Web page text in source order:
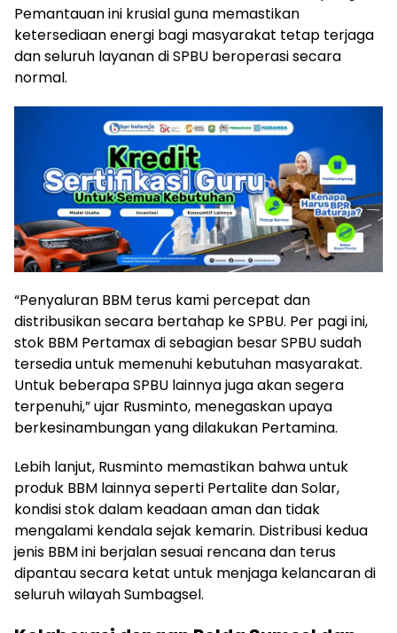
Pemantauan ini krusial guna memastikan
ketersediaan energi bagi masyarakat tetap terjaga
dan seluruh layanan di SPBU beroperasi secara
normal.
“Penyaluran BBM terus kami percepat dan
distribusikan secara bertahap ke SPBU. Per pagi ini,
stok BBM Pertamax di sebagian besar SPBU sudah
tersedia untuk memenuhi kebutuhan masyarakat.
Untuk beberapa SPBU lainnya juga akan segera
terpenuhi,” ujar Rusminto, menegaskan upaya
berkesinambungan yang dilakukan Pertamina.
Lebih lanjut, Rusminto memastikan bahwa untuk
produk BBM lainnya seperti Pertalite dan Solar,
kondisi stok dalam keadaan aman dan tidak
mengalami kendala sejak kemarin. Distribusi kedua
jenis BBM ini berjalan sesuai rencana dan terus
dipantau secara ketat untuk menjaga kelancaran di
seluruh wilayah Sumbagsel.